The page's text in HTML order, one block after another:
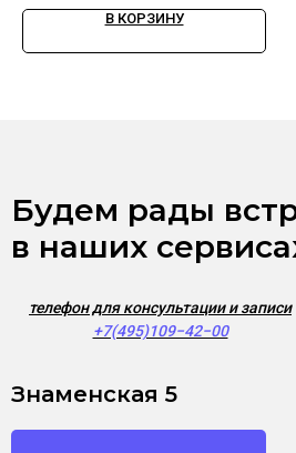
В КОРЗИНУ
Будем рады
в наших
телефон для консультации и записи
+7(495)109−42−00
Знаменская 5